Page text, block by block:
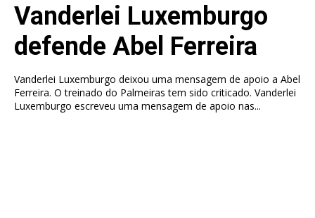
Vanderlei Luxemburgo
defende Abel Ferreira
Vanderlei Luxemburgo deixou uma mensagem de apoio a Abel
Ferreira. O treinado do Palmeiras tem sido criticado. Vanderlei
Luxemburgo escreveu uma mensagem de apoio nas...